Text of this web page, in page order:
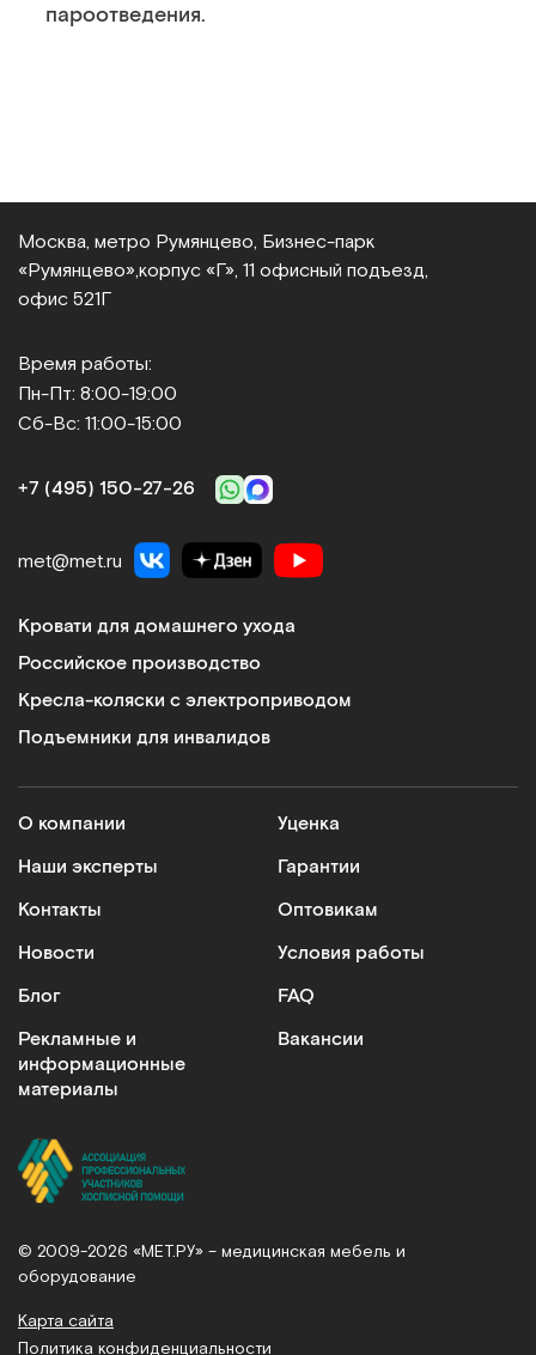
пароотведения.
Москва, метро Румянцево, Бизнес‑парк
«Румянцево», корпус «Г», 11 офисный подъезд,
офис 521Г
Время работы:
Пн-Пт: 8:00-19:00
Сб-Вс: 11:00-15:00
+7 (495) 150‑27‑26
met@met.ru
Кровати для домашнего ухода
Российское производство
Кресла-коляски с электроприводом
Подъемники для инвалидов
О компании
Наши эксперты
Контакты
Новости
Блог
Рекламные и
информационные
материалы
Уценка
Гарантии
Оптовикам
Условия работы
FAQ
Вакансии
© 2009-2026 «МЕТ.РУ» – медицинская мебель и
оборудование
Карта сайта
Политика конфиденциальности